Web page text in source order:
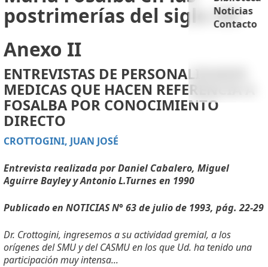
Noticias
Contacto
postrimerías del siglo XX
Anexo II
ENTREVISTAS DE PERSONALIDADES
MEDICAS QUE HACEN REFERENCIA A
FOSALBA POR CONOCIMIENTO
DIRECTO
CROTTOGINI, JUAN JOSÉ
Entrevista realizada por Daniel Cabalero, Miguel
Aguirre Bayley y Antonio L.Turnes en 1990
Publicado en NOTICIAS N°63 de julio de 1993, pág. 22-29
Dr. Crottogini, ingresemos a su actividad gremial, a los
orígenes del SMU y del CASMU en los que Ud. ha tenido una
participación muy intensa...